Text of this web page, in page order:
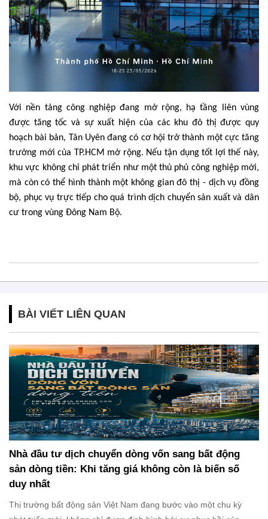
Với nền tảng công nghiệp đang mở rộng, hạ tầng liên vùng
được tăng tốc và sự xuất hiện của các khu đô thị được quy
hoạch bài bản, Tân Uyên đang có cơ hội trở thành một cực tăng
trưởng mới của TP.HCM mở rộng. Nếu tận dụng tốt lợi thế này,
khu vực không chỉ phát triển như một thủ phủ công nghiệp mới,
mà còn có thể hình thành một không gian đô thị - dịch vụ đồng
bộ, phục vụ trực tiếp cho quá trình dịch chuyển sản xuất và dân
cư trong vùng Đông Nam Bộ.
BÀI VIẾT LIÊN QUAN
Nhà đầu tư dịch chuyển dòng vốn sang bất động
sản dòng tiền: Khi tăng giá không còn là biến số
duy nhất
Thị trường bất động sản Việt Nam đang bước vào một chu kỳ